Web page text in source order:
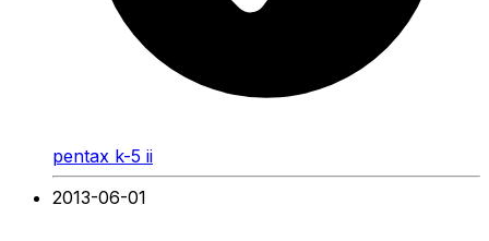
pentax k-5 ii
2013-06-01